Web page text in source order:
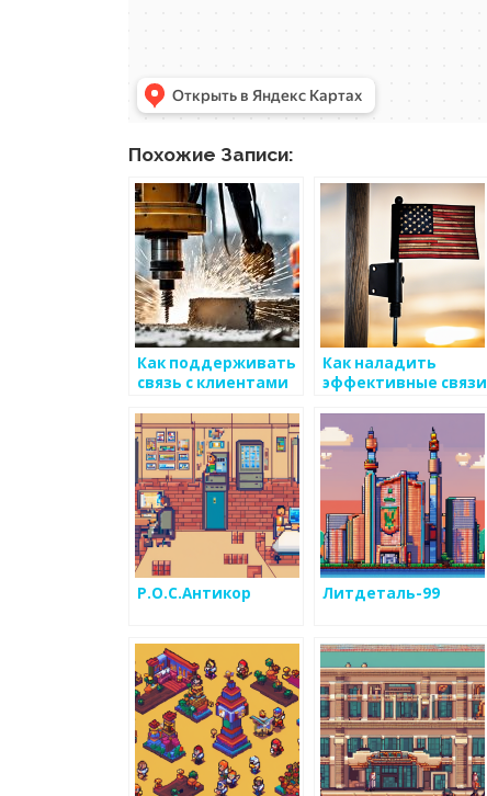
Похожие Записи:
Как поддерживать
связь с клиентами
металоизделий
Как наладить
эффективные связи
общественностью
на рынке
металоизделий
Р.О.С.Антикор Литдеталь-99